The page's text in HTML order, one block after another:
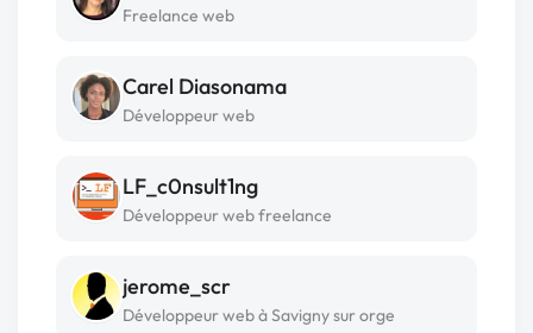
Freelance web
Carel Diasonama
Développeur web
LF_c0nsult1ng
Développeur web freelance
jerome_scr
Développeur web à Savigny sur orge